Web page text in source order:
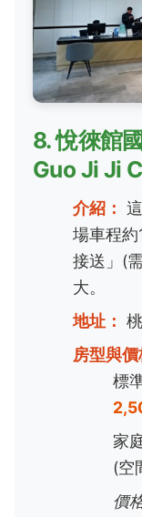
8. 悅徠館
Guo Ji Ji
介紹：
場車程
接送」(
大。
地址：
房型與價
標
家
(空
價